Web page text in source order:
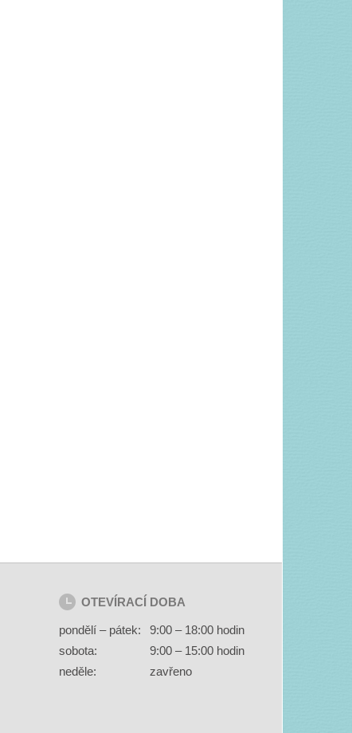
OTEVÍRACÍ DOBA
pondělí – pátek:
9:00 – 18:00 hodin
sobota:
9:00 – 15:00 hodin
neděle:
zavřeno